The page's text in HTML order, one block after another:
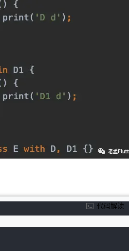
代码解读